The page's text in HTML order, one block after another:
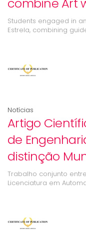
Students engaged in
Estrela, combining
Notícias
Artigo
de
distinção
Trabalho conjunto
Licenciatura em